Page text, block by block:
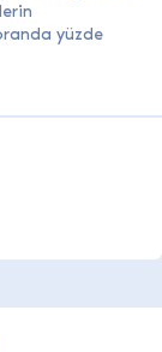
yüzde